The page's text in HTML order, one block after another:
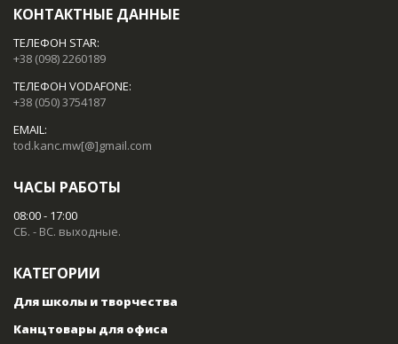
КОНТАКТНЫЕ ДАННЫЕ
ТЕЛЕФОН STAR:
+38 (098) 2260189
ТЕЛЕФОН VODAFONE:
+38 (050) 3754187
EMAIL:
tod.kanc.mw[@]gmail.com
ЧАСЫ РАБОТЫ
08:00 - 17:00
СБ. - ВС. выходные.
КАТЕГОРИИ
Для школы и творчества
Канцтовары для офиса